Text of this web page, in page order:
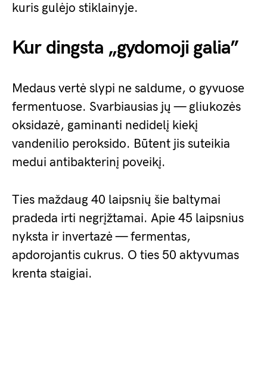
kuris gulėjo stiklainyje.
Kur dingsta „gydomoji galia”
Medaus vertė slypi ne saldume, o gyvuose
fermentuose. Svarbiausias jų — gliukozės
oksidazė, gaminanti nedidelį kiekį
vandenilio peroksido. Būtent jis suteikia
medui antibakterinį poveikį.
Ties maždaug 40 laipsnių šie baltymai
pradeda irti negrįžtamai. Apie 45 laipsnius
nyksta ir invertazė — fermentas,
apdorojantis cukrus. O ties 50 aktyvumas
krenta staigiai.